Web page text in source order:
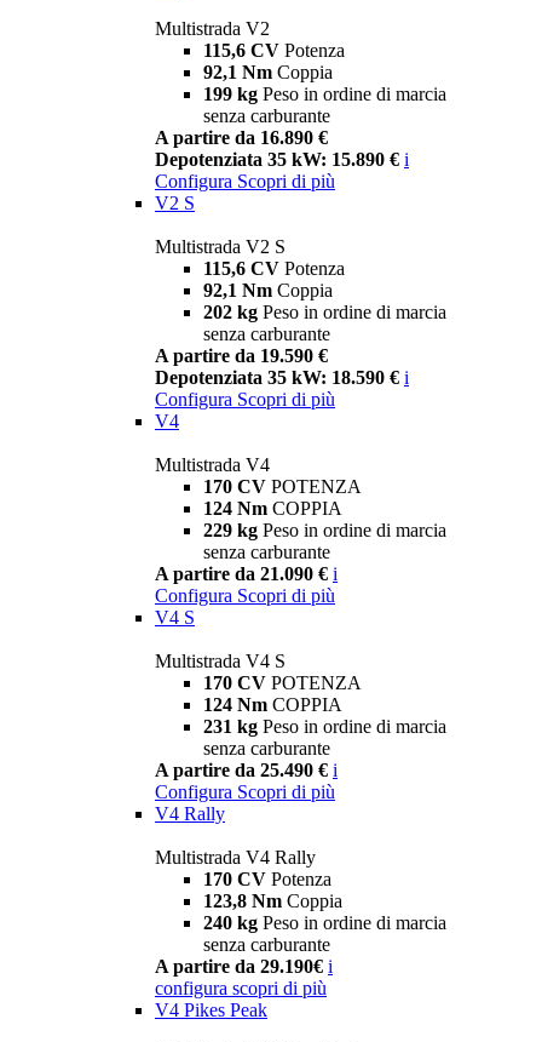
Multistrada V2
115,6 CV Potenza
92,1 Nm Coppia
199 kg Peso in ordine di marcia
senza carburante
A partire da 16.890 €
Depotenziata 35 kW: 15.890 € i
Configura Scopri di più
V2 S
Multistrada V2 S
115,6 CV Potenza
92,1 Nm Coppia
202 kg Peso in ordine di marcia
senza carburante
A partire da 19.590 €
Depotenziata 35 kW: 18.590 € i
Configura Scopri di più
V4
Multistrada V4
170 CV POTENZA
124 Nm COPPIA
229 kg Peso in ordine di marcia
senza carburante
A partire da 21.090 € i
Configura Scopri di più
V4 S
Multistrada V4 S
170 CV POTENZA
124 Nm COPPIA
231 kg Peso in ordine di marcia
senza carburante
A partire da 25.490 € i
Configura Scopri di più
V4 Rally
Multistrada V4 Rally
170 CV Potenza
123,8 Nm Coppia
240 kg Peso in ordine di marcia
senza carburante
A partire da 29.190€ i
configura scopri di più
V4 Pikes Peak